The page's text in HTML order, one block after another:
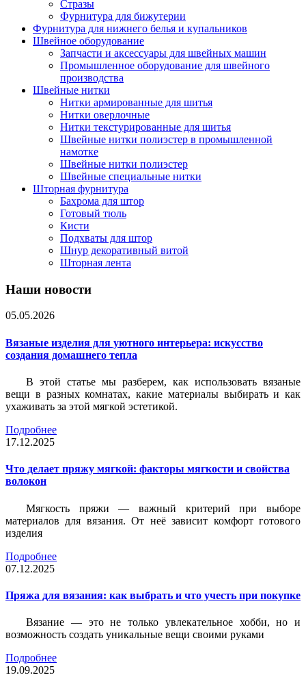
Стразы
Фурнитура для бижутерии
Фурнитура для нижнего белья и купальников
Швейное оборудование
Запчасти и аксессуары для швейных машин
Промышленное оборудование для швейного
производства
Швейные нитки
Нитки армированные для шитья
Нитки оверлочные
Нитки текстурированные для шитья
Швейные нитки полиэстер в промышленной
намотке
Швейные нитки полиэстер
Швейные специальные нитки
Шторная фурнитура
Бахрома для штор
Готовый тюль
Кисти
Подхваты для штор
Шнур декоративный витой
Шторная лента
Наши новости
05.05.2026
Вязаные изделия для уютного интерьера: искусство
создания домашнего тепла
В этой статье мы разберем, как использовать вязаные
вещи в разных комнатах, какие материалы выбирать и как
ухаживать за этой мягкой эстетикой.
Подробнее
17.12.2025
Что делает пряжу мягкой: факторы мягкости и свойства
волокон
Мягкость пряжи — важный критерий при выборе
материалов для вязания. От неё зависит комфорт готового
изделия
Подробнее
07.12.2025
Пряжа для вязания: как выбрать и что учесть при покупке
Вязание — это не только увлекательное хобби, но и
возможность создать уникальные вещи своими руками
Подробнее
19.09.2025